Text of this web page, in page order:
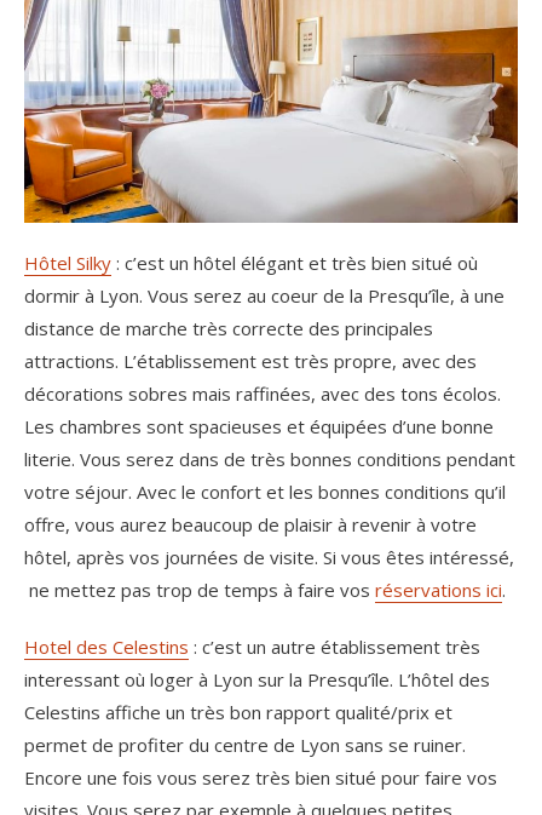
Hôtel Silky : c’est un hôtel élégant et très bien situé où
dormir à Lyon. Vous serez au coeur de la Presqu’île, à une
distance de marche très correcte des principales
attractions. L’établissement est très propre, avec des
décorations sobres mais raffinées, avec des tons écolos.
Les chambres sont spacieuses et équipées d’une bonne
literie. Vous serez dans de très bonnes conditions pendant
votre séjour. Avec le confort et les bonnes conditions qu’il
offre, vous aurez beaucoup de plaisir à revenir à votre
hôtel, après vos journées de visite. Si vous êtes intéressé,
ne mettez pas trop de temps à faire vos réservations ici.
Hotel des Celestins : c’est un autre établissement très
interessant où loger à Lyon sur la Presqu’île. L’hôtel des
Celestins affiche un très bon rapport qualité/prix et
permet de profiter du centre de Lyon sans se ruiner.
Encore une fois vous serez très bien situé pour faire vos